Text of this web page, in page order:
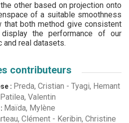
other based on projection onto
of a suitable smoothness
that both method give consistent
the performance of our
real datasets.
contributeurs
: Preda, Cristian - Tyagi, Hemant
Patilea, Valentin
Maïda, Mylène
Clément - Keribin, Christine